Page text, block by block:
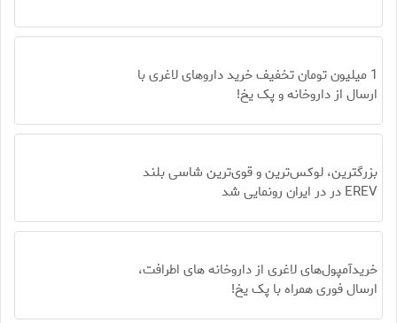
1 میلیون تومان تخفیف خرید داروهای لاغری با
ارسال از داروخانه و پک یخ!
بزرگترین، لوکس‌ترین و قوی‌ترین شاسی بلند
EREV در در ایران رونمایی شد
خریدآمپول‌های لاغری از داروخانه های اطرافت،
ارسال فوری همراه با پک یخ!